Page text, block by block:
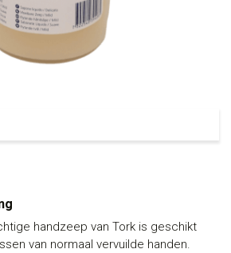
handzeep van Tork is geschikt
van normaal vervuilde handen.